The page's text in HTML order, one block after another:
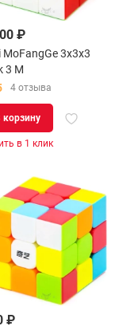
₽
MoFangGe 3x3x3
3 M
4 отзыва
корзину
в 1 клик
₽